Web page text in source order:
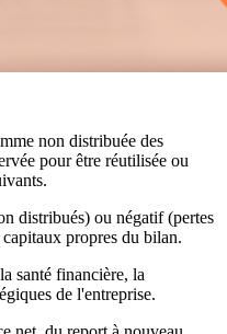
non distribuée des
pour être réutilisée ou
distribués) ou négatif (pertes
propres du bilan.
santé financière, la
de l'entreprise.